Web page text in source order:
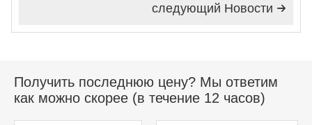

следующий Hовости
Получить последнюю цену? Мы ответим
как можно скорее (в течение 12 часов)